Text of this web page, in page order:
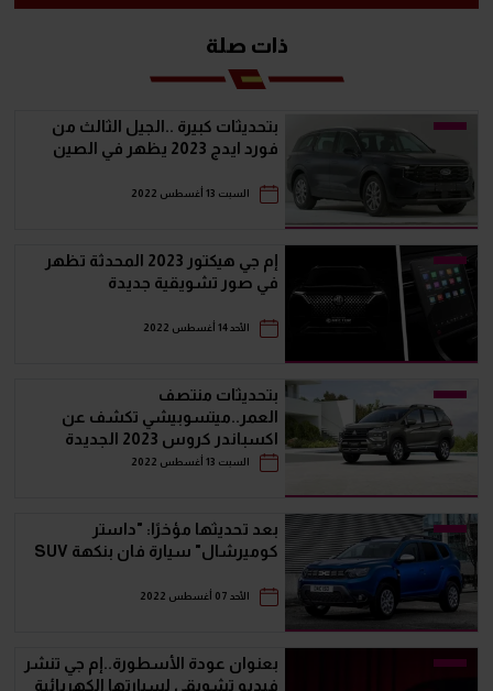
ذات صلة
بتحديثات كبيرة ..الجيل الثالث من
فورد ايدج 2023 يظهر في الصين
السبت 13 أغسطس 2022
إم جي هيكتور 2023 المحدثة تظهر
في صور تشويقية جديدة
الأحد 14 أغسطس 2022
بتحديثات منتصف
العمر..ميتسوبيشي تكشف عن
اكسباندر كروس 2023 الجديدة
السبت 13 أغسطس 2022
بعد تحديثها مؤخرًا: "داستر
كوميرشال" سيارة فان بنكهة SUV
الأحد 07 أغسطس 2022
بعنوان عودة الأسطورة..إم جي تنشر
فيديو تشويقي لسيارتها الكهربائية